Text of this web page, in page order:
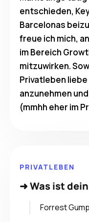
entschieden,
Barcelonas
freue ich mich,
im Bereich
mitzuwirken.
Privatleben
anzunehmen
(mmhh eher im
PRIVATLEBEN
➜Was ist
Forrest Gump